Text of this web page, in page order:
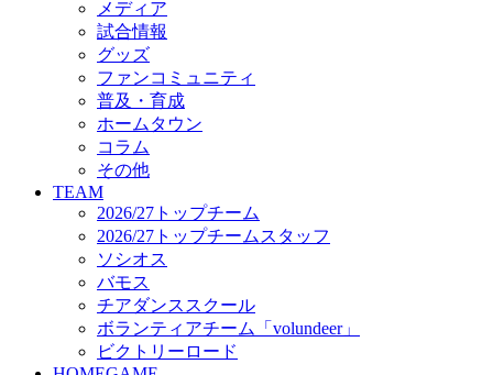
観戦ルール＆マナー
ホームゲーム運営管理規定
Jリーグ運営管理規定
写真・動画使用ガイドライン
ロートフィールド奈良
SCHEDULE
2026/27
練習見学時のファンサービスについて
TICKET
奈良クラブ明治安田J3リーグ2026/27シーズン試
合観戦チケット
奈良クラブ明治安田Ｊ3リーグ 2026/27シーズン
「鹿パス」
観戦ルール＆マナー
FANCOMMUNITY
2026/27ファンコミュニティ
サポートショップ
メディア
試合情報
グッズ
ファンコミュニティ
普及・育成
ホームタウン
コラム
その他
TEAM
2026/27トップチーム
2026/27トップチームスタッフ
ソシオス
バモス
チアダンススクール
ボランティアチーム「volundeer」
ビクトリーロード